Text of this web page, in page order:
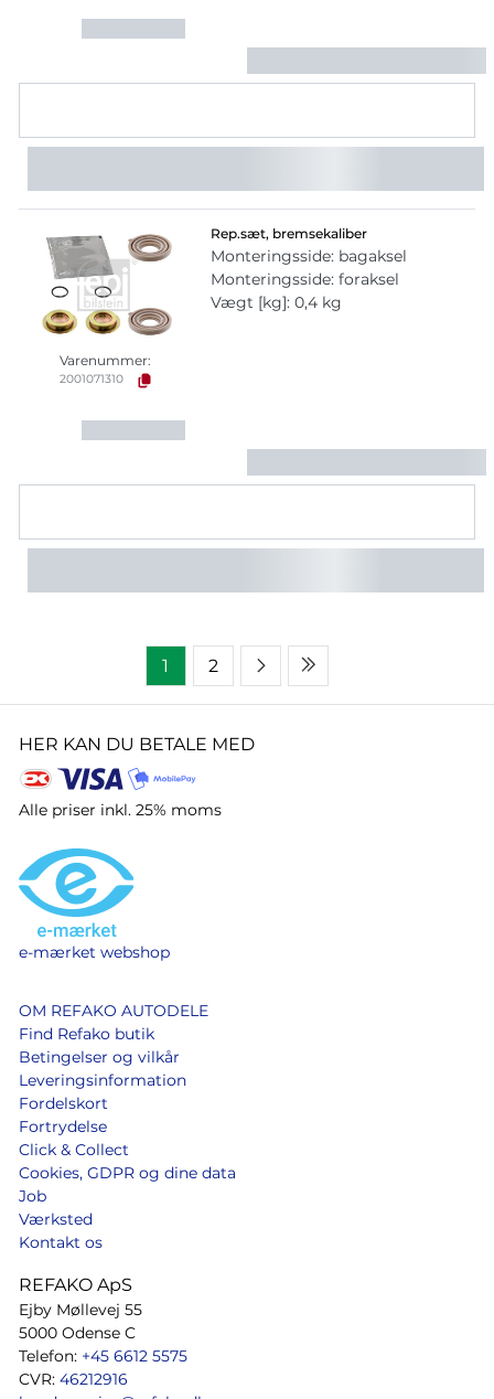
Varenummer:
2001071310
Rep.sæt, bremsekaliber
Monteringsside: bagaksel
Monteringsside: foraksel
Vægt [kg]: 0,4 kg
1 2
HER KAN DU BETALE MED
Alle priser inkl. 25% moms
e-mærket webshop
OM REFAKO AUTODELE
Find Refako butik
Betingelser og vilkår
Leveringsinformation
Fordelskort
Fortrydelse
Click & Collect
Cookies, GDPR og dine data
Job
Værksted
Kontakt os
REFAKO ApS
Ejby Møllevej 55
5000 Odense C
Telefon: +45 6612 5575
CVR: 46212916